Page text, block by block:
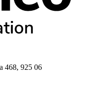
468, 925 06